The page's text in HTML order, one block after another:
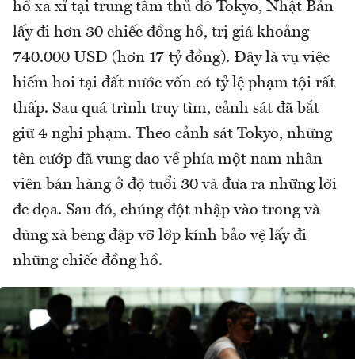
hồ xa xỉ tại trung tâm thủ đô Tokyo, Nhật Bản
lấy đi hơn 30 chiếc đồng hồ, trị giá khoảng
740.000 USD (hơn 17 tỷ đồng). Đây là vụ việc
hiếm hoi tại đất nước vốn có tỷ lệ phạm tội rất
thấp. Sau quá trình truy tìm, cảnh sát đã bắt
giữ 4 nghi phạm. Theo cảnh sát Tokyo, những
tên cướp đã vung dao về phía một nam nhân
viên bán hàng ở độ tuổi 30 và đưa ra những lời
đe dọa. Sau đó, chúng đột nhập vào trong và
dùng xà beng đập vỡ lớp kính bảo vệ lấy đi
những chiếc đồng hồ.